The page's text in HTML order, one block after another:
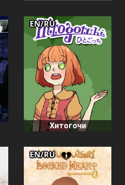
Хитогочи
EN/RU
EN/RU